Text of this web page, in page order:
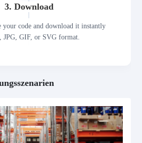
3. Download
your code and download it instantly
JPG, GIF, or SVG format.